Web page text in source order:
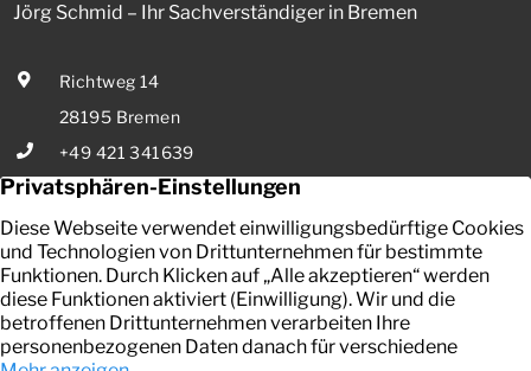
Jörg Schmid – Ihr Sachverständiger in Bremen
Richtweg 14
28195 Bremen
+49 421 341639
E-Mail senden
Ihr zuverlässiger Partner in Bremen für die Bewertung von
bebauten und unbebauten Grundstücken, Mieten und Pachten.